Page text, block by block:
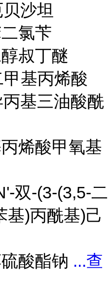
沙坦
氯苄
叔丁醚
基丙烯酸
基三油酸酰
烯酸甲氧基
双-(3-(3,5-二
基)丙酰基)己
酸酯钠 ...查